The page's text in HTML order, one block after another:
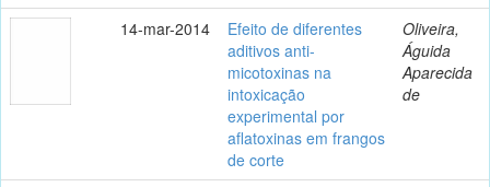
14-mar-2014
Efeito de diferentes
aditivos anti-
micotoxinas na
intoxicação
experimental por
aflatoxinas em frangos
de corte
Oliveira,
Águida
Aparecida
de